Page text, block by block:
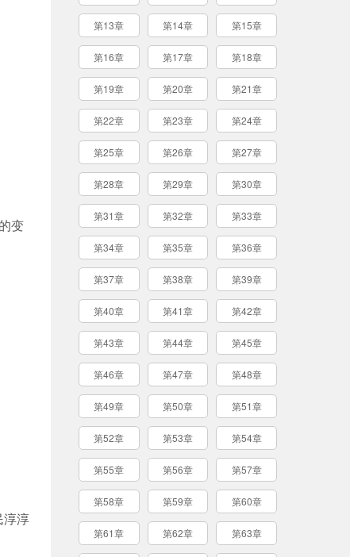
变
淳淳
第13章 第14章 第15章
第16章 第17章 第18章
第19章 第20章 第21章
第22章 第23章 第24章
第25章 第26章 第27章
第28章 第29章 第30章
第31章 第32章 第33章
第34章 第35章 第36章
第37章 第38章 第39章
第40章 第41章 第42章
第43章 第44章 第45章
第46章 第47章 第48章
第49章 第50章 第51章
第52章 第53章 第54章
第55章 第56章 第57章
第58章 第59章 第60章
第61章 第62章 第63章